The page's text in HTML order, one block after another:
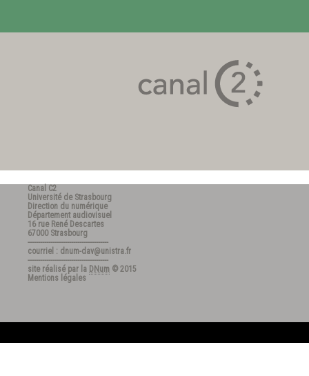
Canal C2
Université de Strasbourg
Direction du numérique
Département audiovisuel
16 rue René Descartes
67000 Strasbourg
---------------------------------------
courriel : dnum-dav@unistra.fr
---------------------------------------
site réalisé par la DNum © 2015
Mentions légales